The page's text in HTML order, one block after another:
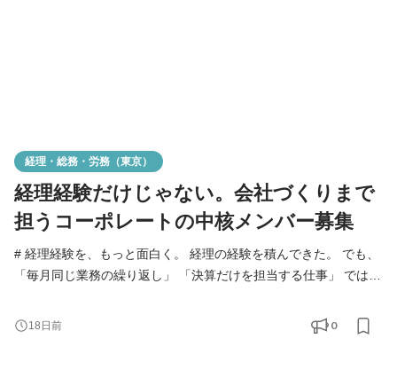
経理・総務・労務（東京）
経理経験だけじゃない。会社づくりまで
担うコーポレートの中核メンバー募集
# 経理経験を、もっと面白く。 経理の経験を積んできた。 でも、
「毎月同じ業務の繰り返し」 「決算だけを担当する仕事」 では少
FISMのコーポレートチームは、経理だけを担当する部署ではあり
18日前 0